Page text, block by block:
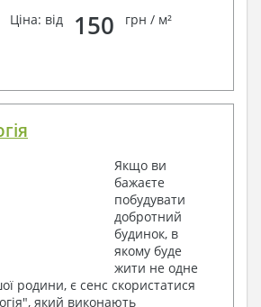
Ціна: від
150 грн / м²
Якщо ви
бажаєте
побудувати
добротний
будинок, в
якому буде
жити не одне
родини, є сенс скористатися
який виконають